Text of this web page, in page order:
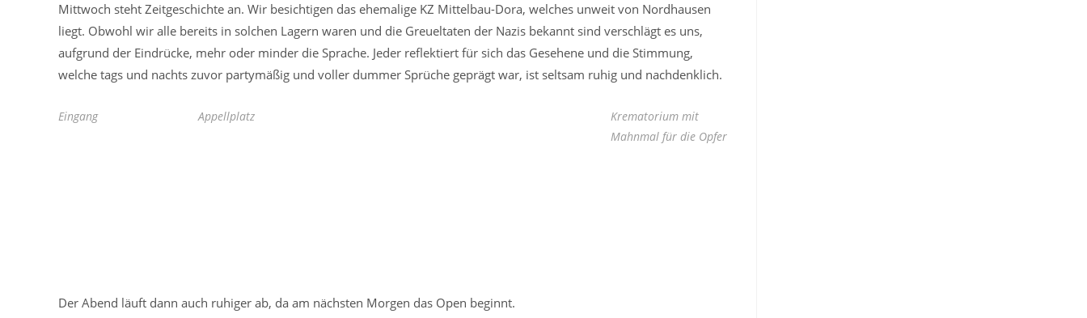
Mittwoch steht Zeitgeschichte an. Wir besichtigen das ehemalige KZ Mittelbau-Dora, welches unweit von Nordhausen
liegt. Obwohl wir alle bereits in solchen Lagern waren und die Greueltaten der Nazis bekannt sind verschlägt es uns,
aufgrund der Eindrücke, mehr oder minder die Sprache. Jeder reflektiert für sich das Gesehene und die Stimmung,
welche tags und nachts zuvor partymäßig und voller dummer Sprüche geprägt war, ist seltsam ruhig und nachdenklich.
Eingang Appellplatz
Krematorium mit
Mahnmal für die Opfer
Der Abend läuft dann auch ruhiger ab, da am nächsten Morgen das Open beginnt.